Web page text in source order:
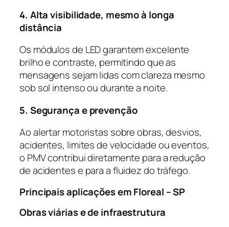
4. Alta visibilidade, mesmo à longa
distância
Os módulos de LED garantem excelente
brilho e contraste, permitindo que as
mensagens sejam lidas com clareza mesmo
sob sol intenso ou durante a noite.
5. Segurança e prevenção
Ao alertar motoristas sobre obras, desvios,
acidentes, limites de velocidade ou eventos,
o PMV contribui diretamente para a redução
de acidentes e para a fluidez do tráfego.
Principais aplicações em Floreal – SP
Obras viárias e de infraestrutura